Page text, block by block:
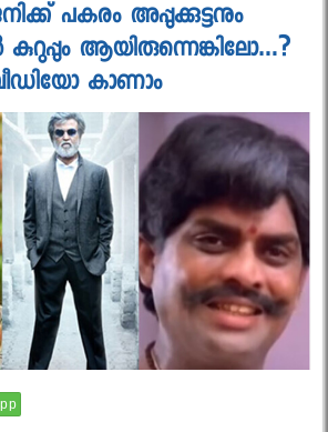
പകരം അപ്പുക്കുട്ടനും
ആയിരുന്നെങ്കിലോ…?
കാണാം